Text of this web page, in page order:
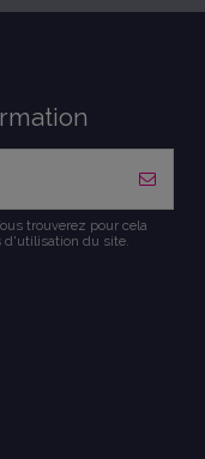
trouverez pour cela
d'utilisation du site.